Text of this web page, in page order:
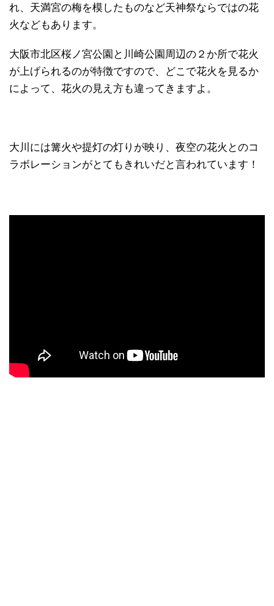
れ、天満宮の梅を模したものなど天神祭ならではの花
火などもあります。
大阪市北区桜ノ宮公園と川崎公園周辺の２か所で花火
が上げられるのが特徴ですので、どこで花火を見るか
によって、花火の見え方も違ってきますよ。
大川には篝火や提灯の灯りが映り、夜空の花火とのコ
ラボレーションがとてもきれいだと言われています！